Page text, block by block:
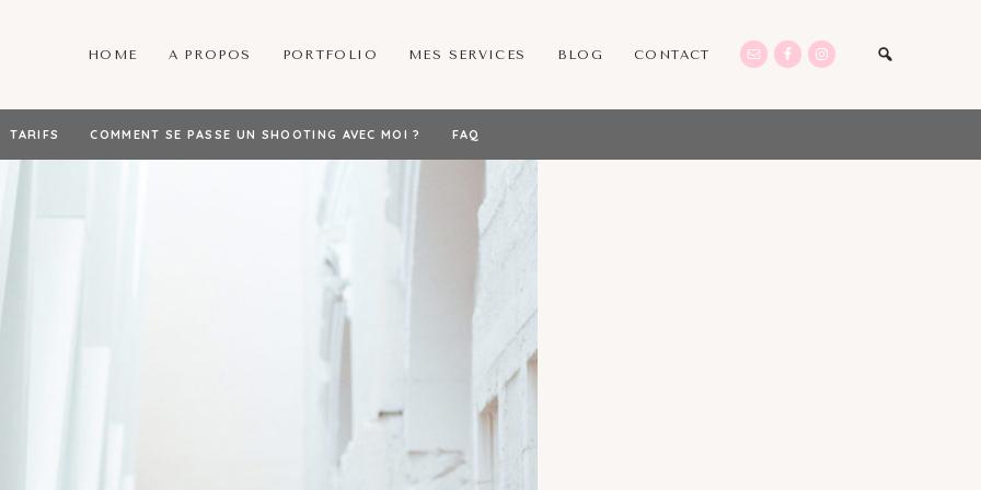
HOME A PROPOS PORTFOLIO MES SERVICES BLOG CONTACT
TARIFS COMMENT SE PASSE UN SHOOTING AVEC MOI ? FAQ